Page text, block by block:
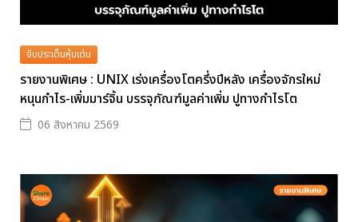
จับประเด็นหุ้นเด่น
รายงานพิเศษ : UNIX เร่งเครื่องโตครึ่งปีหลัง เครื่องจักรใหม่
หนุนกำไร-เพิ่มมาร์จิ้น บรรจุภัณฑ์มูลค่าเพิ่ม ปูทางกำไรโต
06 สิงหาคม 2569